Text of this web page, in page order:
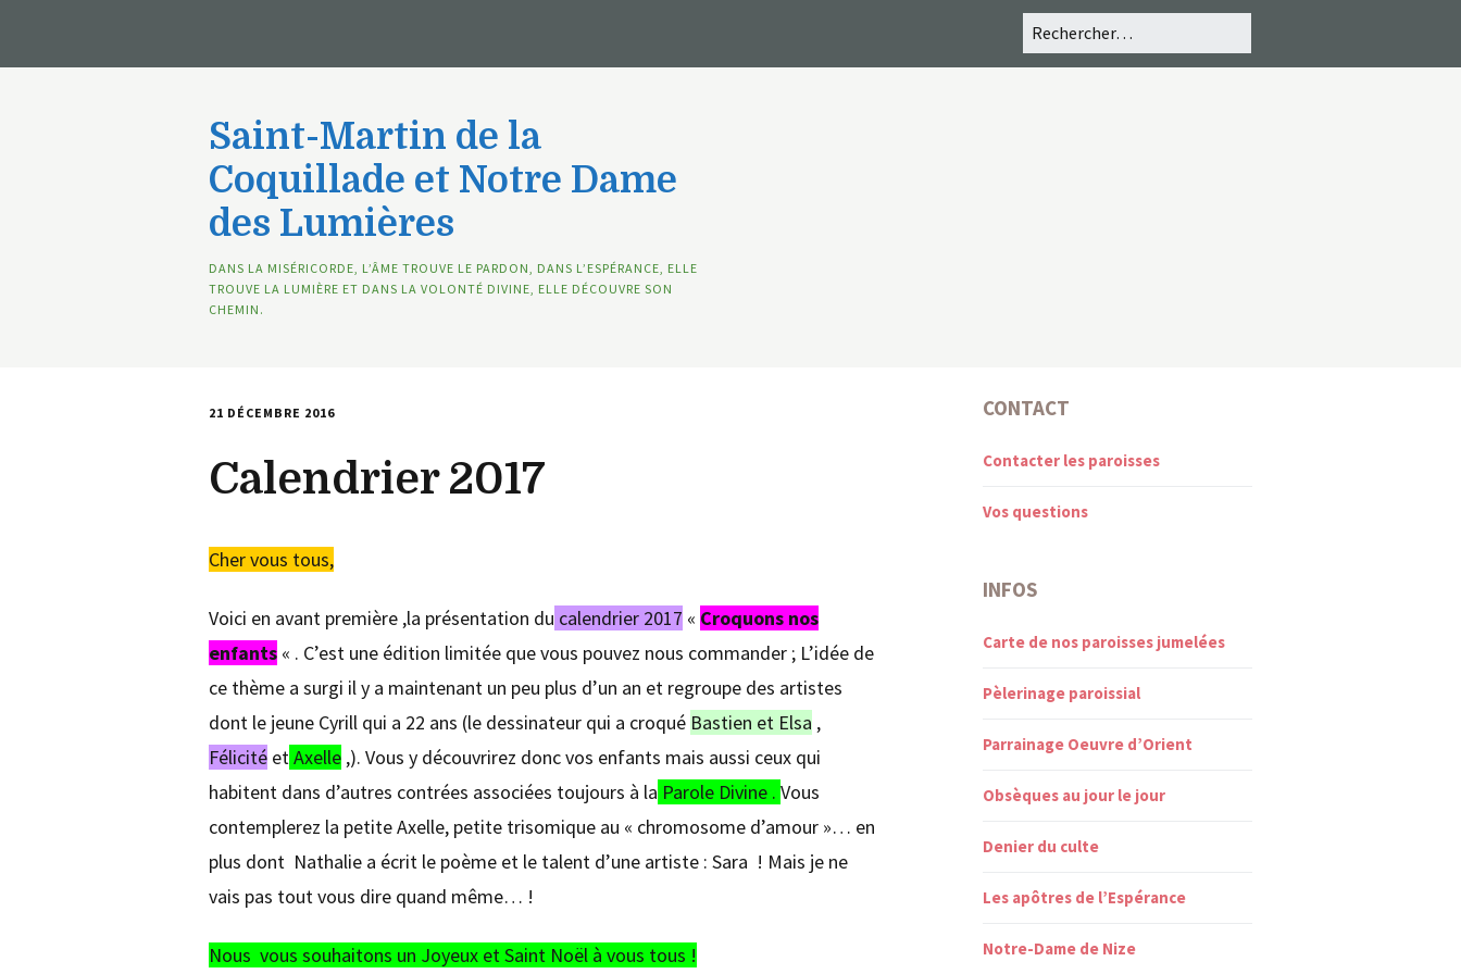
Saint-Martin de la
Coquillade et Notre Dame
des Lumières
DANS LA MISÉRICORDE, L’ÂME TROUVE LE PARDON, DANS L’ESPÉRANCE, ELLE
TROUVE LA LUMIÈRE ET DANS LA VOLONTÉ DIVINE, ELLE DÉCOUVRE SON
CHEMIN.
21 DÉCEMBRE 2016
Calendrier 2017
Cher vous tous,
Voici en avant première ,la présentation du calendrier 2017 « Croquons nos
enfants « . C’est une édition limitée que vous pouvez nous commander ; L’idée de
ce thème a surgi il y a maintenant un peu plus d’un an et regroupe des artistes
dont le jeune Cyrill qui a 22 ans (le dessinateur qui a croqué Bastien et Elsa ,
Félicité et Axelle ,). Vous y découvrirez donc vos enfants mais aussi ceux qui
habitent dans d’autres contrées associées toujours à la Parole Divine . Vous
contemplerez la petite Axelle, petite trisomique au « chromosome d’amour »… en
plus dont Nathalie a écrit le poème et le talent d’une artiste : Sara ! Mais je ne
vais pas tout vous dire quand même… !
Nous vous souhaitons un Joyeux et Saint Noël à vous tous !
CONTACT
Contacter les paroisses
Vos questions
INFOS
Carte de nos paroisses jumelées
Pèlerinage paroissial
Parrainage Oeuvre d’Orient
Obsèques au jour le jour
Denier du culte
Les apôtres de l’Espérance
Notre-Dame de Nize